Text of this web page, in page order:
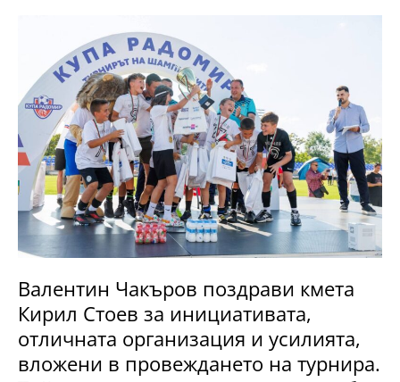
Валентин Чакъров поздрави кмета
Кирил Стоев за инициативата,
отличната организация и усилията,
вложени в провеждането на турнира.